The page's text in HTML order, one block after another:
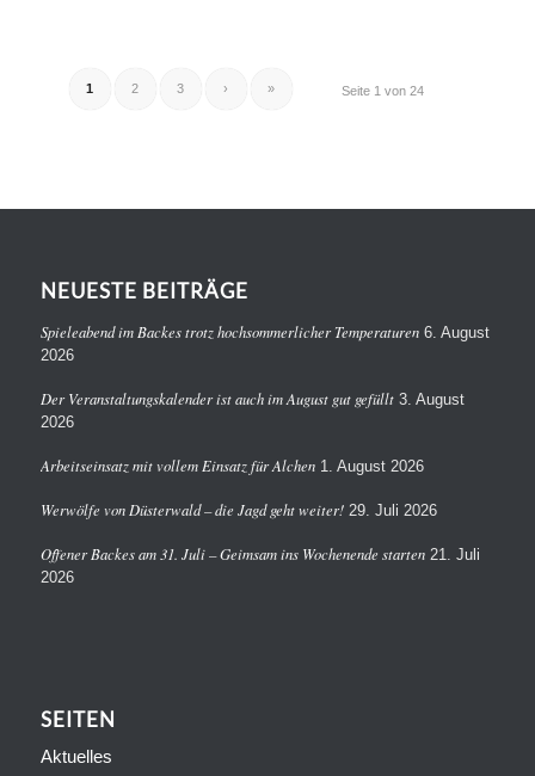
Seite 1 von 24
1 2 3 › »
NEUESTE BEITRÄGE
Spieleabend im Backes trotz hochsommerlicher Temperaturen 6. August
2026
Der Veranstaltungskalender ist auch im August gut gefüllt 3. August
2026
Arbeitseinsatz mit vollem Einsatz für Alchen 1. August 2026
Werwölfe von Düsterwald – die Jagd geht weiter! 29. Juli 2026
Offener Backes am 31. Juli – Geimsam ins Wochenende starten 21. Juli
2026
SEITEN
Aktuelles